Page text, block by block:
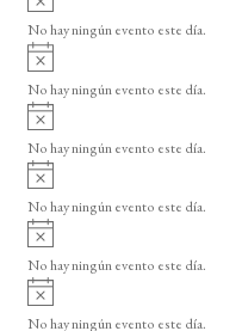
o
v
i
o
No hay ningún evento este día.
A
v
i
o
No hay ningún evento este día.
A
v
i
o
No hay ningún evento este día.
A
v
i
o
No hay ningún evento este día.
A
v
i
o
No hay ningún evento este día.
A
v
No hay ningún evento este día.